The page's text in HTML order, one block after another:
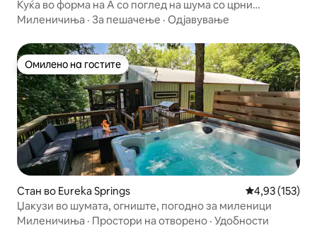
Куќа во форма на А со поглед на шума со црни
еукалиптуси во близина на Бентонвил
Миленичиња · За пешачење · Одјавување
Омилено на гостите
Омилено на гостите
Стан во Eureka Springs Просечна
4,93 (153)
Џакузи во шумата, огниште, погодно за миленици
Миленичиња · Простори на отворено · Удобности